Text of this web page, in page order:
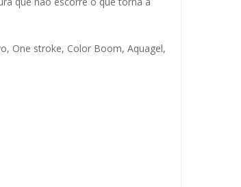
One stroke, Color Boom, Aquagel,